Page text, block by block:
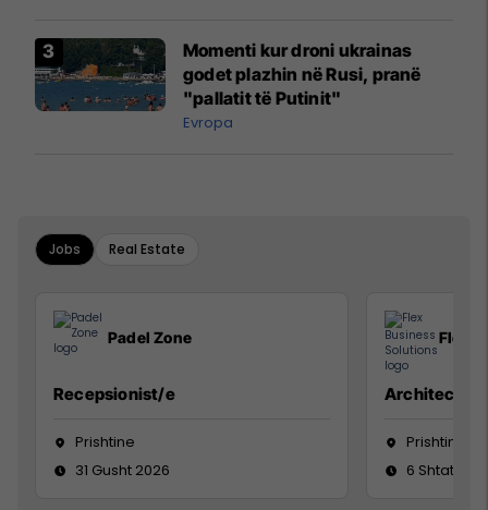
Momenti kur droni ukrainas
godet plazhin në Rusi, pranë
"pallatit të Putinit"
Evropa
Jobs Real Estate
Padel Zone
Recepsionist/e
Prishtine
31 Gusht 2026
Flex
Architect
Prishtinë
6 Shtator